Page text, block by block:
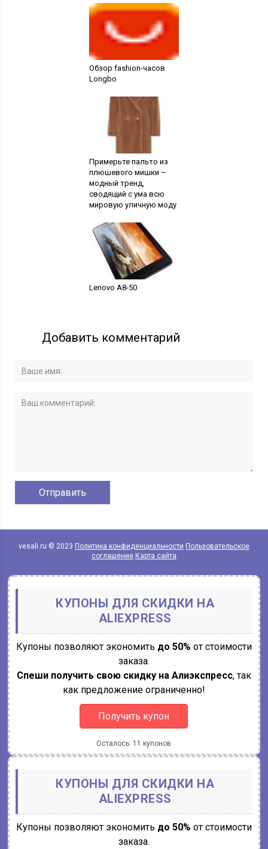
Обзор fashion-часов
Longbo
Примерьте пальто из
плюшевого мишки –
модный тренд,
сводящий с ума всю
мировую уличную моду
Lenovo A8-50
Добавить комментарий
vesali.ru © 2023 Политика конфиденциальности Пользовательское
соглашение Карта сайта
КУПОНЫ ДЛЯ СКИДКИ НА
ALIEXPRESS
Купоны позволяют экономить до 50% от стоимости
заказа.
Спеши получить свою скидку на Алиэкспресс, так
как предложение ограниченно!
Получить купон
Осталось: 11 купонов
КУПОНЫ ДЛЯ СКИДКИ НА
ALIEXPRESS
Купоны позволяют экономить до 50% от стоимости
заказа.